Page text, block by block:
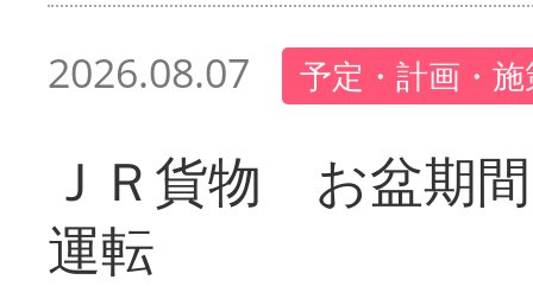
2026.08.07 予定・計画・
ＪＲ貨物 お盆期
運転